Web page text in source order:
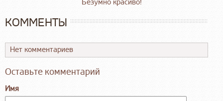
Безумно красиво!
КОММЕНТЫ
Нет комментариев
Оставьте комментарий
Имя